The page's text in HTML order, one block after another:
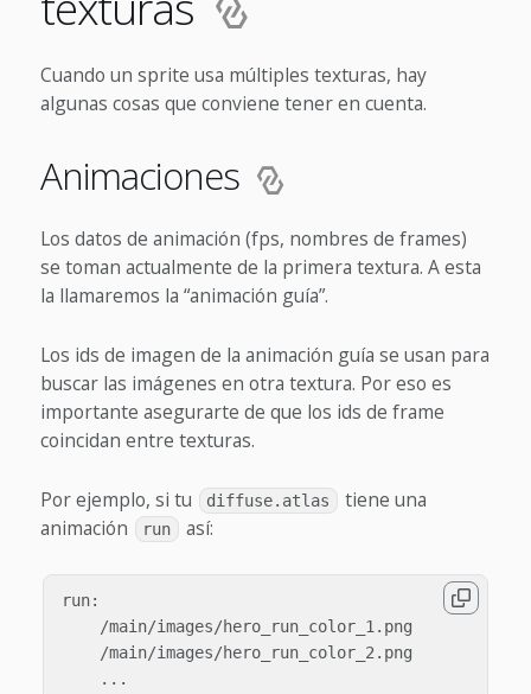
Cuando un sprite usa múltiples texturas, hay
algunas cosas que conviene tener en cuenta.
Animaciones
Los datos de animación (fps, nombres de frames)
se toman actualmente de la primera textura. A esta
la llamaremos la “animación guía”.
Los ids de imagen de la animación guía se usan para
buscar las imágenes en otra textura. Por eso es
importante asegurarte de que los ids de frame
coincidan entre texturas.
Por ejemplo, si tu diffuse.atlas
tiene una
animación
run así:
run:
    /main/images/hero_run_color_1.png
    /main/images/hero_run_color_2.png